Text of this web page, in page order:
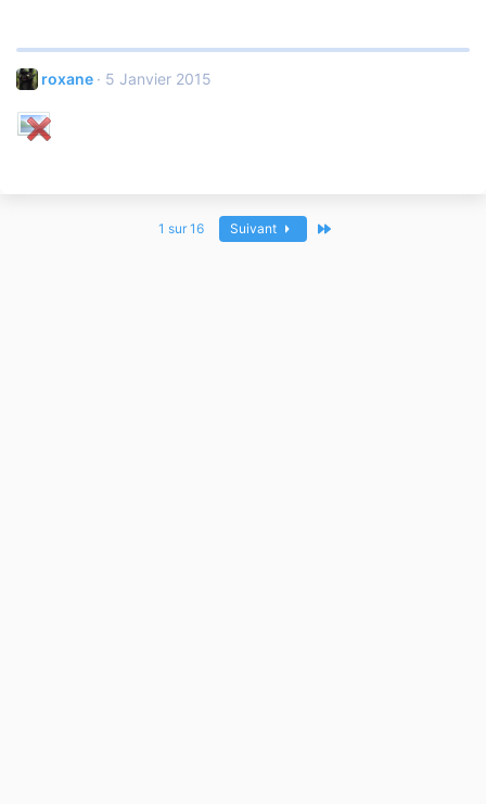
roxane 5 Janvier 2015
1 sur 16 Suivant